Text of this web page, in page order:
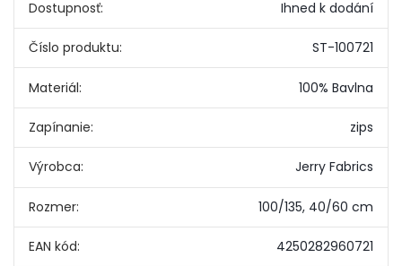
Dostupnosť: Ihned k dodání
Číslo produktu: ST-100721
Materiál: 100% Bavlna
Zapínanie: zips
Výrobca: Jerry Fabrics
Rozmer: 100/135, 40/60 cm
EAN kód: 4250282960721